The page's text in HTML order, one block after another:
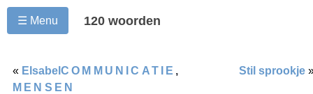
☰ Menu 120 woorden
« Elsabel Stil sprookje
COMMUNICATIE ,
MENSEN